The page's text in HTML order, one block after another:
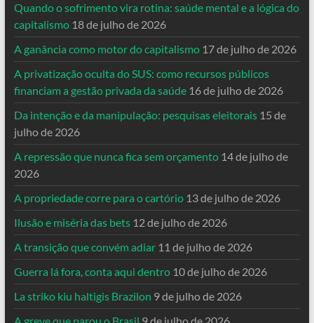
Quando o sofrimento vira rotina: saúde mental e a lógica do
capitalismo 18 de julho de 2026
A ganância como motor do capitalismo 17 de julho de 2026
A privatização oculta do SUS: como recursos públicos
financiam a gestão privada da saúde 16 de julho de 2026
Da intenção e da manipulação: pesquisas eleitorais 15 de
julho de 2026
A repressão que nunca fica sem orçamento 14 de julho de
2026
A propriedade corre para o cartório 13 de julho de 2026
Ilusão e miséria das bets 12 de julho de 2026
A transição que convém adiar 11 de julho de 2026
Guerra lá fora, conta aqui dentro 10 de julho de 2026
La striko kiu haltigis Brazilon 9 de julho de 2026